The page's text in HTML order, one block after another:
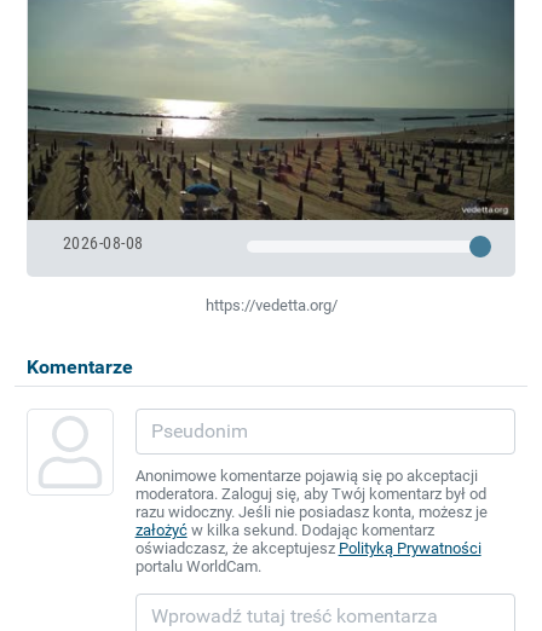
2026-08-08
https://vedetta.org/
Komentarze
Anonimowe komentarze pojawią się po akceptacji
moderatora. Zaloguj się, aby Twój komentarz był od
razu widoczny. Jeśli nie posiadasz konta, możesz je
założyćw kilka sekund. Dodając komentarz
oświadczasz, że akceptujesz Polityką Prywatności
portalu WorldCam.